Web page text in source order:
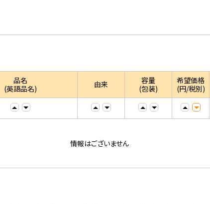
品名
(英語品名)
由来
容量
(包装)
希望価格
(円/税別)
情報はございません